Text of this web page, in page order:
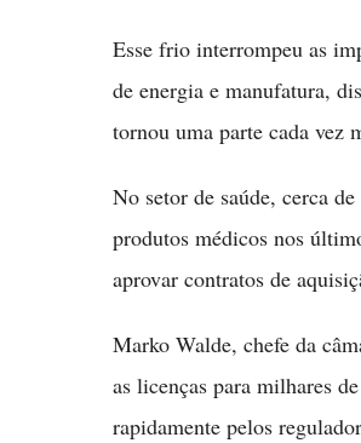
Esse frio interrompeu as
de energia e manufatura,
tornou uma parte cada vez
No setor de saúde, cerca
produtos médicos nos
aprovar contratos de
Marko Walde, chefe da
as licenças para milhares
rapidamente pelos